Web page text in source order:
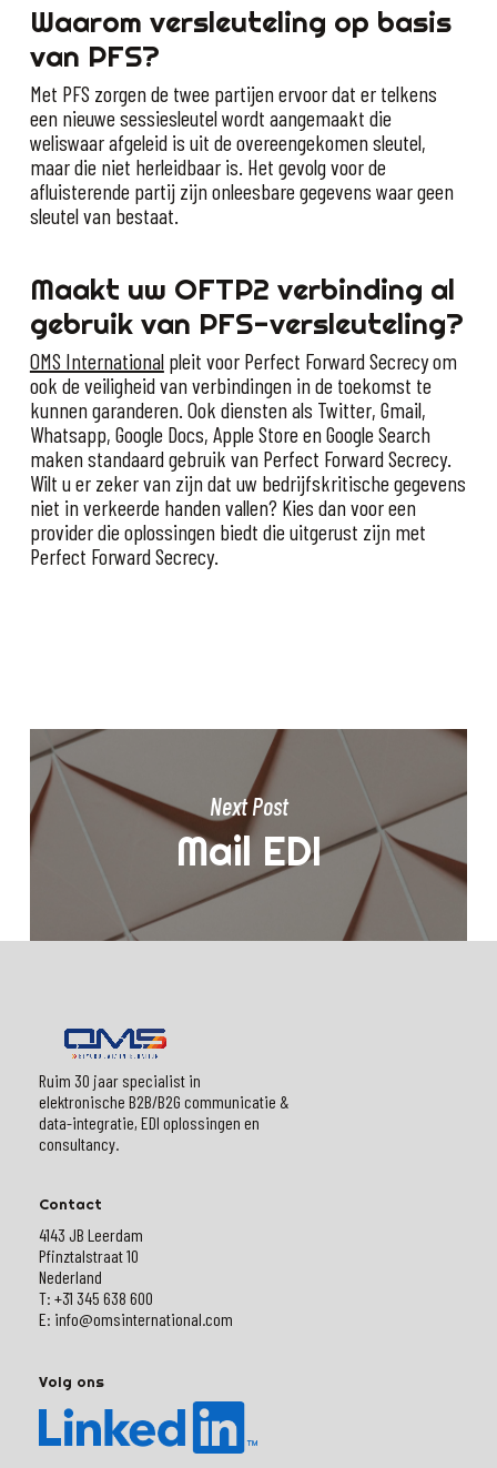
Waarom versleuteling op basis
van PFS?
Met PFS zorgen de twee partijen ervoor dat er telkens
een nieuwe sessiesleutel wordt aangemaakt die
weliswaar afgeleid is uit de overeengekomen sleutel,
maar die niet herleidbaar is. Het gevolg voor de
afluisterende partij zijn onleesbare gegevens waar geen
sleutel van bestaat.
Maakt uw OFTP2 verbinding al
gebruik van PFS-versleuteling?
OMS Internationalpleit voor Perfect Forward Secrecy om
ook de veiligheid van verbindingen in de toekomst te
kunnen garanderen. Ook diensten als Twitter, Gmail,
Whatsapp, Google Docs, Apple Store en Google Search
maken standaard gebruik van Perfect Forward Secrecy.
Wilt u er zeker van zijn dat uw bedrijfskritische gegevens
niet in verkeerde handen vallen? Kies dan voor een
provider die oplossingen biedt die uitgerust zijn met
Perfect Forward Secrecy.
Next Post
Mail EDI
Ruim 30 jaar specialist in
elektronische B2B/B2G communicatie &
data-integratie, EDI oplossingen en
consultancy.
Contact
4143 JB Leerdam
Pfinztalstraat 10
Nederland
T: +31 345 638 600
E: info@omsinternational.com
Volg ons